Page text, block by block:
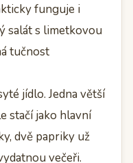
funguje i
salát s limetkovou
tučnost
jídlo. Jedna větší
stačí jako hlavní
dvě papriky už
večeři.